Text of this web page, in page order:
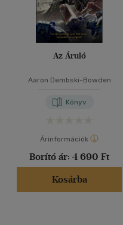
Az Áruló
Aaron Dembski-Bowden
Könyv
Árinformációk
Borító ár: 4 690 Ft
Kosárba